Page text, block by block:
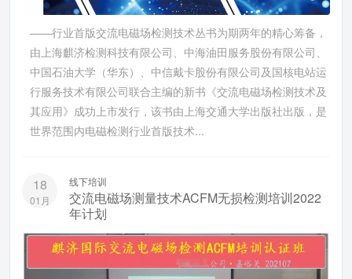
——行业首版交流电磁场检测技术丛书为期两年的精心筹备，
由上海麒济检测科技有限公司、中海油田服务股份有限公司、
中国石油大学（华东）、中信戴卡股份有限公司及国核电站运
行服务技术有限公司联合主编的新书《交流电磁场检测技术及
其应用》成功上市发行，该书由上海交通大学出版社出版，是
世界范围内电磁检测行业首版技术...
18
01月
线下培训
交流电磁场测量技术ACFM无损检测培训2022
年计划